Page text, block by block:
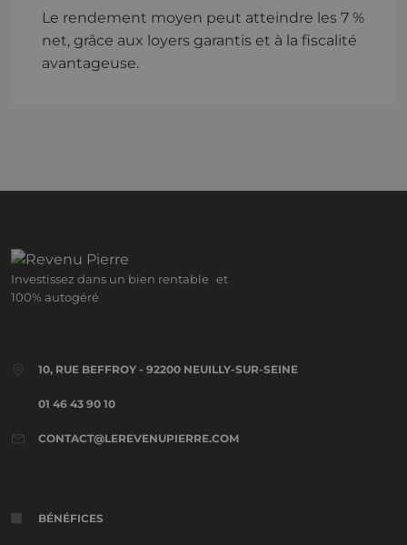
Le rendement moyen peut atteindre les 7 %
net, grâce aux loyers garantis et à la fiscalité
avantageuse.
Investissez dans un bien rentable et
100% autogéré
10, RUE BEFFROY - 92200 NEUILLY-SUR-SEINE
01 46 43 90 10
CONTACT@LEREVENUPIERRE.COM
BÉNÉFICES